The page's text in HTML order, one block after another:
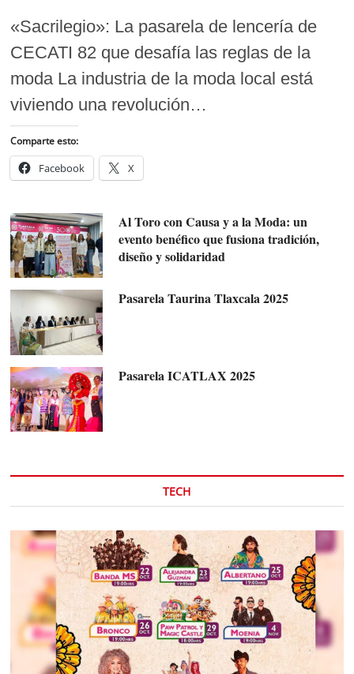
«Sacrilegio»: La pasarela de lencería de
CECATI 82 que desafía las reglas de la
moda La industria de la moda local está
viviendo una revolución…
Comparte esto:
Facebook X
Al Toro con Causa y a la Moda: un
evento benéfico que fusiona tradición,
diseño y solidaridad
Pasarela Taurina Tlaxcala 2025
Pasarela ICATLAX 2025
TECH